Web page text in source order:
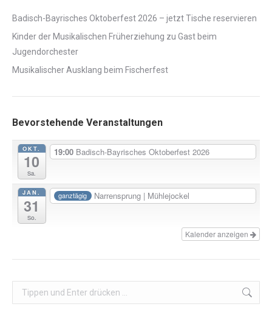
Badisch-Bayrisches Oktoberfest 2026 – jetzt Tische reservieren
Kinder der Musikalischen Früherziehung zu Gast beim
Jugendorchester
Musikalischer Ausklang beim Fischerfest
Bevorstehende Veranstaltungen
OKT.
10
Sa.
19:00 Badisch-Bayrisches Oktoberfest 2026
JAN.
31
So.
ganztägig Narrensprung | Mühlejockel
Kalender anzeigen
Search: